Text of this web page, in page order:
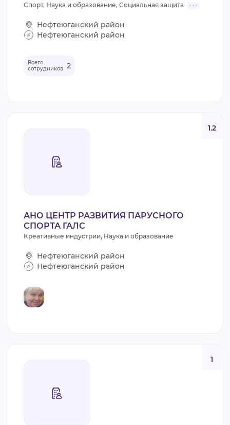
Спорт, Наука и образование, Социальная защита
Нефтеюганский район
Нефтеюганский район
Всего
сотрудников 2
1.2
АНО ЦЕНТР РАЗВИТИЯ ПАРУСНОГО
СПОРТА ГАЛС
Креативные индустрии, Наука и образование
Нефтеюганский район
Нефтеюганский район
1